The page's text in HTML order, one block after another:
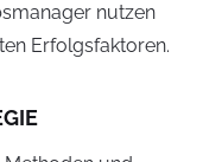
nutzen
Erfolgsfaktoren.